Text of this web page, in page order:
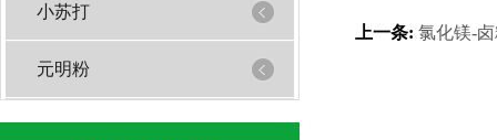
小苏打
元明粉
上一条: 氯化镁-